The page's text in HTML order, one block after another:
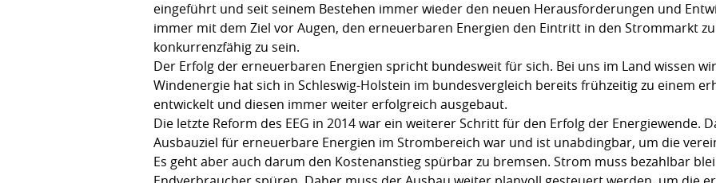
eingeführt und seit seinem Bestehen immer wieder den neuen Herausforderungen und
immer mit dem Ziel vor Augen, den erneuerbaren Energien den Eintritt in den Strommarkt
konkurrenzfähig zu sein.
Der Erfolg der erneuerbaren Energien spricht bundesweit für sich. Bei uns im Land wissen
Windenergie hat sich in Schleswig-Holstein im bundesvergleich bereits frühzeitig zu einem
entwickelt und diesen immer weiter erfolgreich ausgebaut.
Die letzte Reform des EEG in 2014 war ein weiterer Schritt für den Erfolg der Energiewende.
Ausbauziel für erneuerbare Energien im Strombereich war und ist unabdingbar, um die
Es geht aber auch darum den Kostenanstieg spürbar zu bremsen. Strom muss bezahlbar